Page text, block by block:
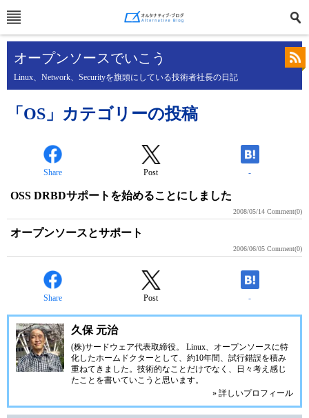
オープンソースでいこう
Linux、Network、Securityを旗頭にしている技術者社長の日記
「OS」カテゴリーの投稿
Share Post -
OSS DRBDサポートを始めることにしました
2008/05/14 Comment(0)
オープンソースとサポート
2006/06/05 Comment(0)
Share Post -
久保 元治
(株)サードウェア代表取締役。 Linux、オープンソースに特
化したホームドクターとして、約10年間、試行錯誤を積み
重ねてきました。技術的なことだけでなく、日々考え感じ
たことを書いていこうと思います。
» 詳しいプロフィール